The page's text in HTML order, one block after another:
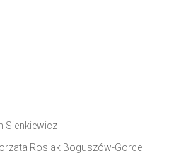
Sienkiewicz
Rosiak Boguszów-Gorce